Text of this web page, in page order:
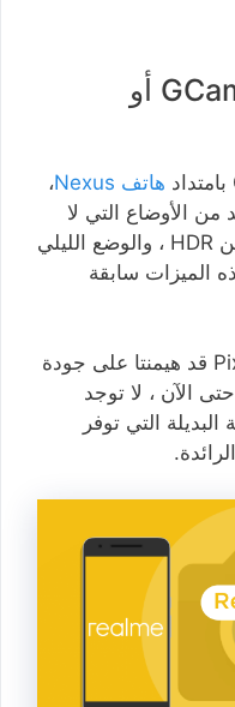
ما هي تفاصيل GCam APK أو
هاتف Nexus
،
العديد من الأوضاع التي لا
تشوبها شائبة مثل الصورة ، وتباين HDR ، والوضع الليلي
الميزات سابقة
لا ننسى أن هواتف Nexus و Pixel قد هيمنتا على جودة
الآن ، لا توجد
التي توفر